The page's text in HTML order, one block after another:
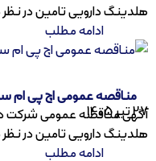
هلدینگ دارویی تامین در نظر
ادامه مطلب
27 تیر 1405
مناقصه عمومی اچ پی ام سی 6 به مقدار
آگهی مناقصه عمومی شرکت
هلدینگ دارویی تامین در نظر
ادامه مطلب